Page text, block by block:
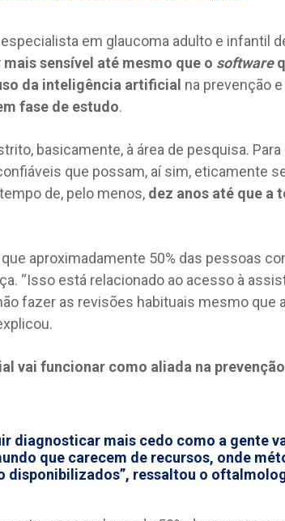
em glaucoma adulto e infantil
sensível até mesmo que o software
da inteligência artificial na prevenção
fase de estudo.
basicamente, à área de pesquisa.
que possam, aí sim, eticamente
de, pelo menos, dez anos até que a
aproximadamente 50% das pessoas
“Isso está relacionado ao acesso à
fazer as revisões habituais mesmo que
vai funcionar como aliada na
diagnosticar mais cedo como a gente
que carecem de recursos, onde
disponibilizados”, ressaltou o